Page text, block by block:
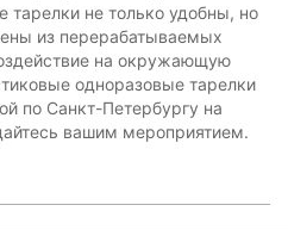
тарелки не только удобны, но
из перерабатываемых
на окружающую
одноразовые тарелки
по Санкт-Петербургу на
вашим мероприятием.